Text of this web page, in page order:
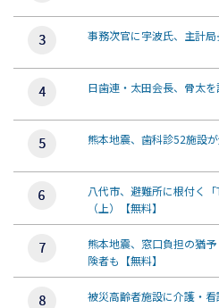
事務次官に宇波氏、主
日歯連・太田会長、骨太
熊本地震、歯科診52施設
八代市、避難所に根付く
（上）【無料】
熊本地震、窓口負担の猶
険者も【無料】
被災高齢者施設に介護・